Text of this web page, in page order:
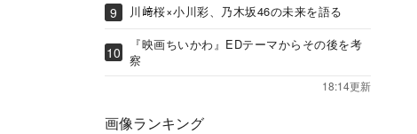
川﨑桜×小川彩、乃木坂46の未来を語る
『映画ちいかわ』EDテーマからその後を考
察
18:14更新
画像ランキング